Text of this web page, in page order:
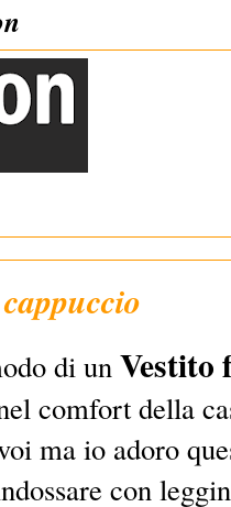
di unVestito
comfort della
ma io adoro
con